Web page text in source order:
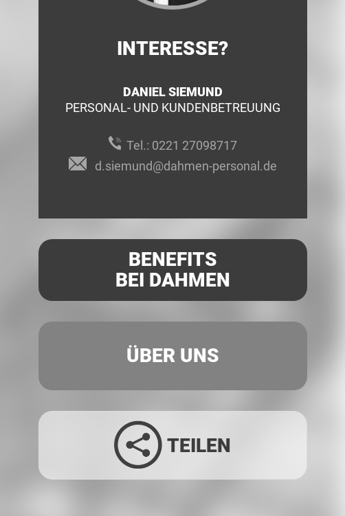
INTERESSE?
DANIEL SIEMUND
PERSONAL- UND KUNDENBETREUUNG
Tel.: 0221 27098717
d.siemund@dahmen-personal.de
BENEFITS
BEI DAHMEN
ÜBER UNS
TEILEN